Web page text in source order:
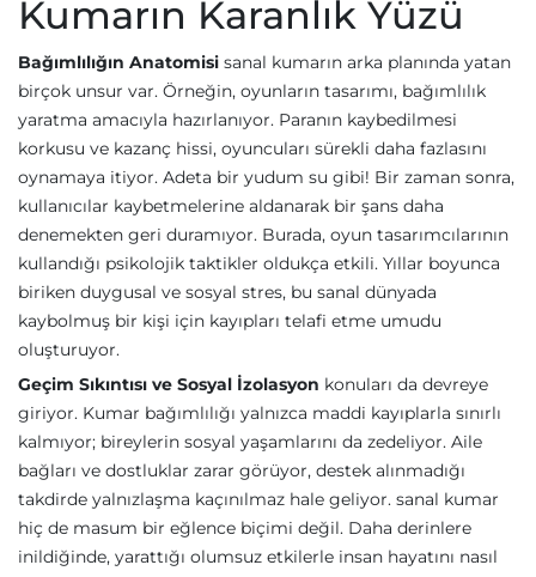
Kumarın Karanlık Yüzü
Bağımlılığın Anatomisi sanal kumarın arka planında yatan
birçok unsur var. Örneğin, oyunların tasarımı, bağımlılık
yaratma amacıyla hazırlanıyor. Paranın kaybedilmesi
korkusu ve kazanç hissi, oyuncuları sürekli daha fazlasını
oynamaya itiyor. Adeta bir yudum su gibi! Bir zaman sonra,
kullanıcılar kaybetmelerine aldanarak bir şans daha
denemekten geri duramıyor. Burada, oyun tasarımcılarının
kullandığı psikolojik taktikler oldukça etkili. Yıllar boyunca
biriken duygusal ve sosyal stres, bu sanal dünyada
kaybolmuş bir kişi için kayıpları telafi etme umudu
oluşturuyor.
Geçim Sıkıntısı ve Sosyal İzolasyon konuları da devreye
giriyor. Kumar bağımlılığı yalnızca maddi kayıplarla sınırlı
kalmıyor; bireylerin sosyal yaşamlarını da zedeliyor. Aile
bağları ve dostluklar zarar görüyor, destek alınmadığı
takdirde yalnızlaşma kaçınılmaz hale geliyor. sanal kumar
hiç de masum bir eğlence biçimi değil. Daha derinlere
inildiğinde, yarattığı olumsuz etkilerle insan hayatını nasıl